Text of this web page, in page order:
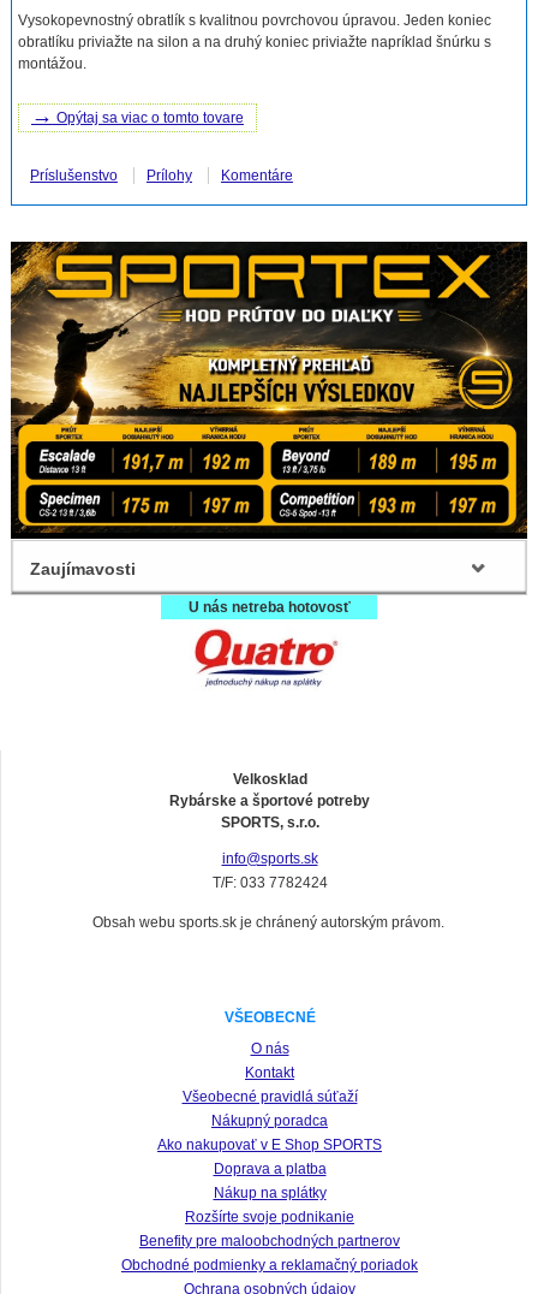
Vysokopevnostný obratlík s kvalitnou povrchovou úpravou. Jeden koniec
obratlíku priviažte na silon a na druhý koniec priviažte napríklad šnúrku s
montážou.
→ Opýtaj sa viac o tomto tovare
Príslušenstvo Prílohy Komentáre
Zaujímavosti
U nás netreba hotovosť
Velkosklad
Rybárske a športové potreby
SPORTS, s.r.o.
info@sports.sk
T/F: 033 7782424
Obsah webu sports.sk je chránený autorským právom.
VŠEOBECNÉ
O nás
Kontakt
Všeobecné pravidlá súťaží
Nákupný poradca
Ako nakupovať v E Shop SPORTS
Doprava a platba
Nákup na splátky
Rozšírte svoje podnikanie
Benefity pre maloobchodných partnerov
Obchodné podmienky a reklamačný poriadok
Ochrana osobných údajov